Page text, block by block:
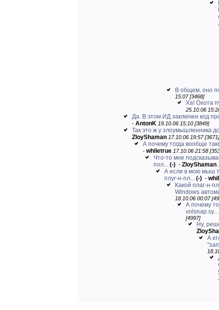
В общем, оно
15:07 [3468]
Ха! Охота
25.10.06
Да. В этом ИД заключен код
- AntonK 19.10.06 15:10 [3849]
Так это ж у злоумышленника
ZloyShaman 17.10.06 19:57 [3671]
А почему тогда вообще
- whiletrue 17.10.06 21:58
Что-то мне
пол... (-) - ZloyShaman
А если в мою мыш
плуг-н-пл... (-) -
Какой плаг-н-
Windows
18.10.06 00:07
А почему
volsnap.sy...
[4997]
Ну,
А